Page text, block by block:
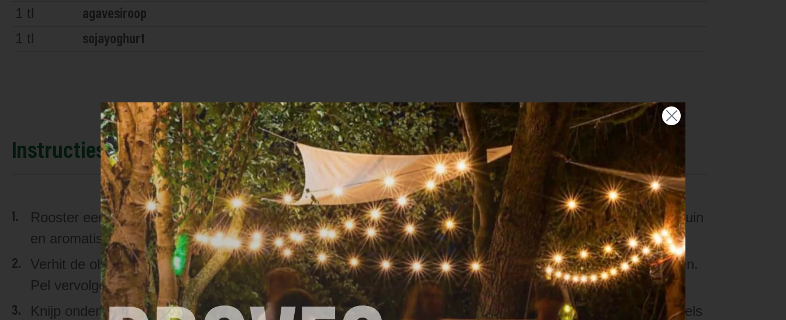
1 tl agavesiroop
1 tl sojayoghurt
Instructies
Rooster eerst de pijnboompitten een paar minuten in een pan op laag tot middelhoog vuur. Zodra ze lichtbruin
en aromatisch zijn, daarna haal je ze uit de pan en zet je ze apart.
Verhit de olijfolie in een grote, diepe pan op middelhoog vuur. Pel en snijd de ui fijn en fruit deze 3-4 minuten.
Pel vervolgens de knoflook en hak of pers deze fijn, voeg toe aan de uien en fruit nog 2 minuten.
Knijp ondertussen de beide soorten tofu uit met een theedoek of keukenhanddoek, verwerk tot dikke kruimels